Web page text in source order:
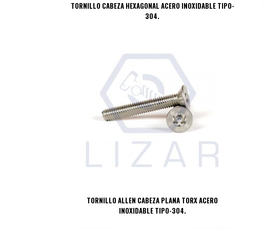
TORNILLO CABEZA HEXAGONAL ACERO INOXIDABLE TIPO-
304.
TORNILLO ALLEN CABEZA PLANA TORX ACERO
INOXIDABLE TIPO-304.